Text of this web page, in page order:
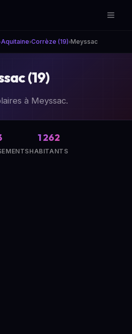
›Corrèze (19)›Meyssac
(19)
à Meyssac.
1 262
HABITANTS